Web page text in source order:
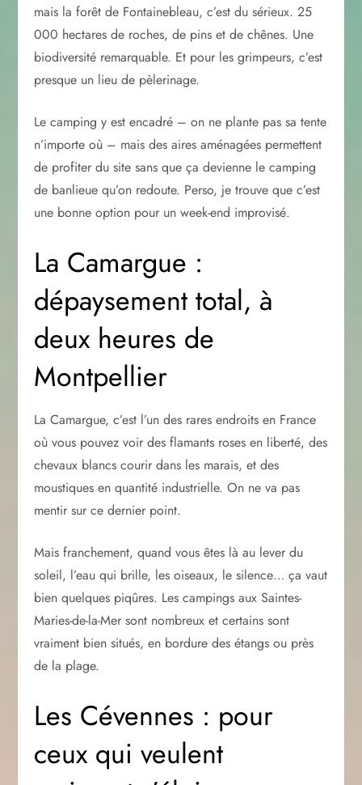
mais la forêt de Fontainebleau, c’est du sérieux. 25
000 hectares de roches, de pins et de chênes. Une
biodiversité remarquable. Et pour les grimpeurs, c’est
presque un lieu de pèlerinage.
Le camping y est encadré – on ne plante pas sa tente
n’importe où – mais des aires aménagées permettent
de profiter du site sans que ça devienne le camping
de banlieue qu’on redoute. Perso, je trouve que c’est
une bonne option pour un week-end improvisé.
La Camargue :
dépaysement total, à
deux heures de
Montpellier
La Camargue, c’est l’un des rares endroits en France
où vous pouvez voir des flamants roses en liberté, des
chevaux blancs courir dans les marais, et des
moustiques en quantité industrielle. On ne va pas
mentir sur ce dernier point.
Mais franchement, quand vous êtes là au lever du
soleil, l’eau qui brille, les oiseaux, le silence… ça vaut
bien quelques piqûres. Les campings aux Saintes-
Maries-de-la-Mer sont nombreux et certains sont
vraiment bien situés, en bordure des étangs ou près
de la plage.
Les Cévennes : pour
ceux qui veulent